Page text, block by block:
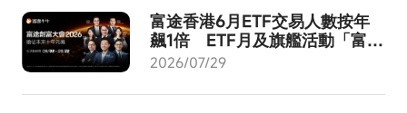
富途香港6月ETF交易人數按年
飆1倍 ETF月及旗艦活動「富途
創富大會2026」8月啟動
2026/07/29